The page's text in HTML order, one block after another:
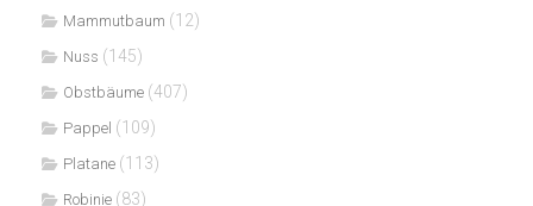
Mammutbaum (12)
Nuss (145)
Obstbäume (407)
Pappel (109)
Platane (113)
Robinie (83)